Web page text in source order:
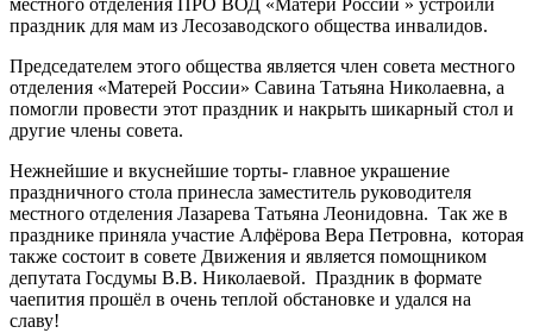
местного отделения ПРО ВОД «Матери России » устроили
праздник для мам из Лесозаводского общества инвалидов.
Председателем этого общества является член совета местного
отделения «Матерей России» Савина Татьяна Николаевна, а
помогли провести этот праздник и накрыть шикарный стол и
другие члены совета.
Нежнейшие и вкуснейшие торты- главное украшение
праздничного стола принесла заместитель руководителя
местного отделения Лазарева Татьяна Леонидовна. Так же в
празднике приняла участие Алфёрова Вера Петровна, которая
также состоит в совете Движения и является помощником
депутата Госдумы В.В. Николаевой. Праздник в формате
чаепития прошёл в очень теплой обстановке и удался на
славу!